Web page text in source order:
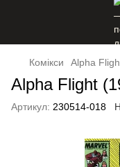
Комікси Alpha
Alpha Flight
Артикул: 230514-018